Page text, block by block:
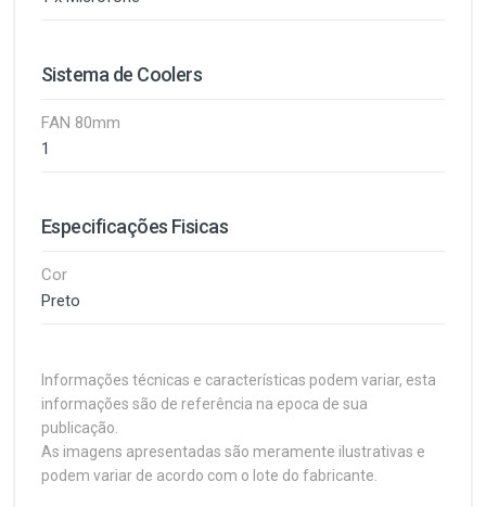
Sistema de Coolers
FAN 80mm
1
Especificações Fisicas
Cor
Preto
Informações técnicas e características podem variar, esta
informações são de referência na epoca de sua
publicação.
As imagens apresentadas são meramente ilustrativas e
podem variar de acordo com o lote do fabricante.